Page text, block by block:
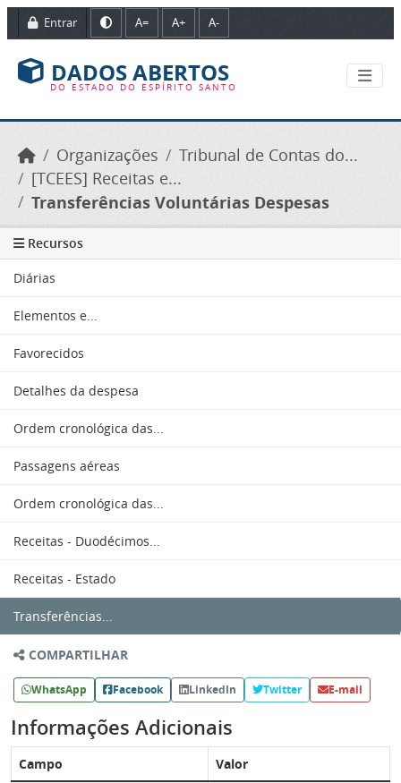
Ir para o conteúdo principal
Entrar A= A+ A-
DADOS ABERTOS
DO ESTADO DO ESPÍRITO SANTO
Organizações
Tribunal de Contas do...
[TCEES] Receitas e...
Transferências Voluntárias Despesas
Recursos
Diárias
Elementos e...
Favorecidos
Detalhes da despesa
Ordem cronológica das...
Passagens aéreas
Ordem cronológica das...
Receitas - Duodécimos...
Receitas - Estado
Transferências...
COMPARTILHAR
WhatsApp Facebook LinkedIn Twitter E-mail
Informações Adicionais
Campo Valor